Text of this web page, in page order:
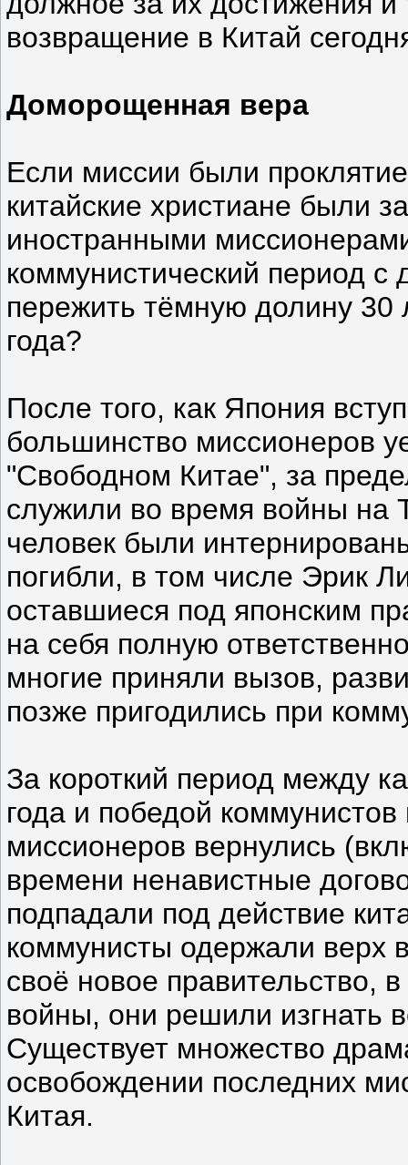
возвращение в Китай
Доморощенная вера
Если миссии были
китайские христиане были
иностранными
коммунистический период с
пережить тёмную долину 30
года?
После того, как Япония
большинство миссионеров
"Свободном Китае", за
служили во время войны на
человек были
погибли, в том числе Эрик
оставшиеся под японским
на себя полную
многие приняли вызов,
позже пригодились при
За короткий период между
года и победой
миссионеров вернулись
времени ненавистные
подпадали под действие
коммунисты одержали верх
своё новое правительство,
войны, они решили изгнать
Существует множество
освобождении последних
Китая.